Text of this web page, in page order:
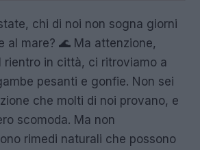
chi di noi non sogna giorni
al mare? 🌊 Ma attenzione,
rientro in città, ci ritroviamo a
pesanti e gonfie. Non sei
che molti di noi provano, e
scomoda. Ma non
rimedi naturali che possono